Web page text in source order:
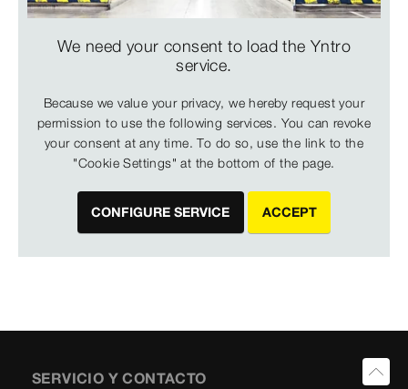
We need your consent to load the Yntro
service.
Because we value your privacy, we hereby request your
permission to use the following services. You can revoke
your consent at any time. To do so, use the link to the
"Cookie Settings" at the bottom of the page.
CONFIGURE SERVICE ACCEPT
SERVICIO Y CONTACTO